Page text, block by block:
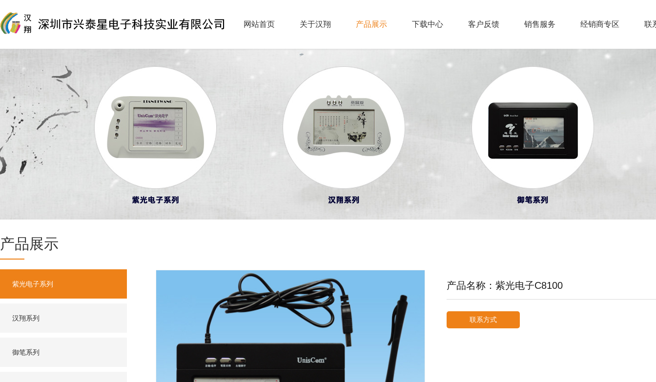
网站首页 关于汉翔 产品展示 下载中心 客户反馈 销售服务 经销商专区 联
产品展示
紫光电子系列
汉翔系列
御笔系列
产品名称：紫光电子C8100
联系方式